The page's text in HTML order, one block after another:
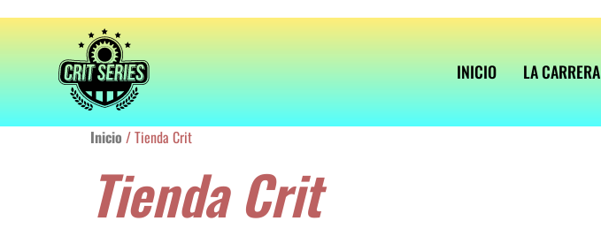
INICIO LA CARRERA
Inicio / Tienda Crit
Tienda Crit